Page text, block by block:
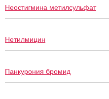
Неостигмина метилсульфат
Нетилмицин
Панкурония бромид